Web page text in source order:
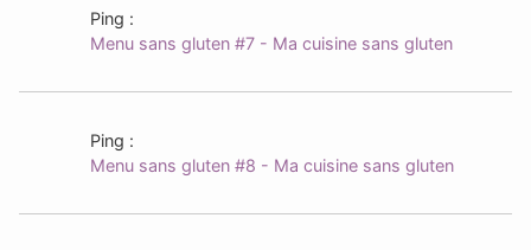
Ping :
Menu sans gluten #7 - Ma cuisine sans gluten
Ping :
Menu sans gluten #8 - Ma cuisine sans gluten